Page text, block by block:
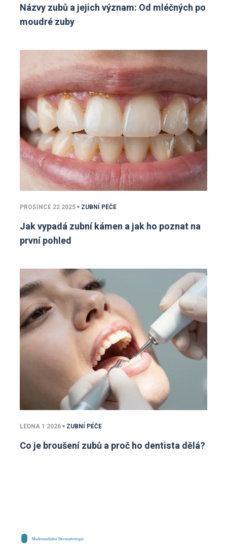
Názvy zubů a jejich význam: Od mléčných po
moudré zuby
PROSINCE 22 2025 ZUBNÍ PÉČE
Jak vypadá zubní kámen a jak ho poznat na
první pohled
LEDNA 1 2026 ZUBNÍ PÉČE
Co je broušení zubů a proč ho dentista dělá?